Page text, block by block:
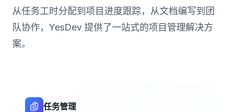
从任务工时分配到项目进度跟踪，从文档编写到团
队协作，YesDev 提供了一站式的项目管理解决方
案。
任务管理